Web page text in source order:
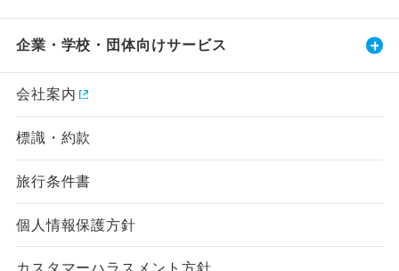
企業・学校・団体向けサービス
会社案内
標識・約款
旅行条件書
個人情報保護方針